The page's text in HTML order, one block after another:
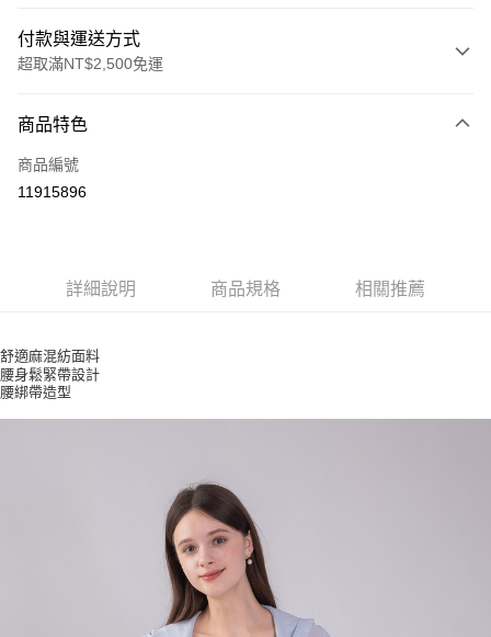
付款與運送方式
超取滿NT$2,500免運
信用卡一次付款
LINE Pay
付款後7-11取貨
每筆NT$80，滿NT$2,500(含以上)免運費
商品特色
商品編號
11915896
詳細說明 商品規格 相關推薦
舒適麻混紡面料
腰身鬆緊帶設計
腰綁帶造型